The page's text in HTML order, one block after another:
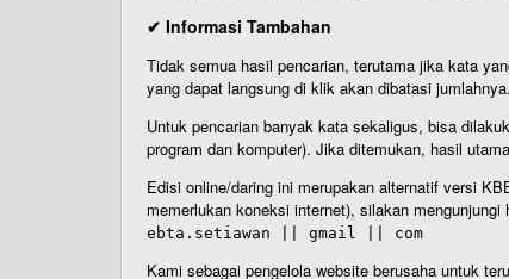
✔ Informasi Tambahan
Tidak semua hasil pencarian, terutama jika kata
yang dapat langsung di klik akan dibatasi jumlahnya.
Untuk pencarian banyak kata sekaligus, bisa
program dan komputer). Jika ditemukan, hasil
Edisi online/daring ini merupakan alternatif versi
memerlukan koneksi internet), silakan mengunjungi
ebta.setiawan || gmail || com
Kami sebagai pengelola website berusaha untuk